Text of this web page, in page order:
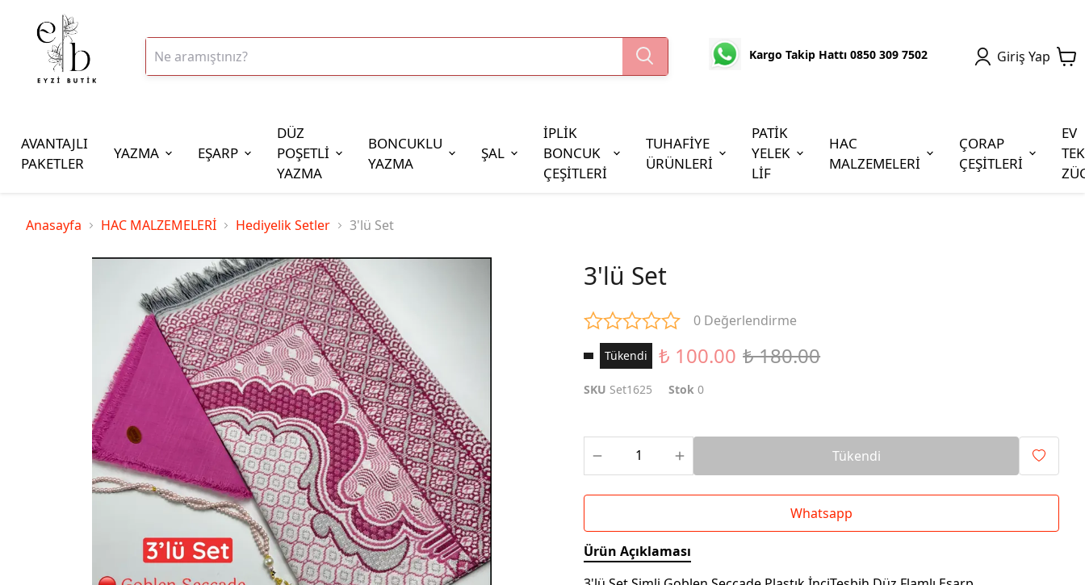
Kargo Takip Hattı 0850 309 7502 Giriş Yap
AVANTAJLI
PAKETLER
YAZMA EŞARP
DÜZ
POŞETLİ
YAZMA
BONCUKLU
YAZMA
ŞAL
İPLİK
BONCUK
ÇEŞİTLERİ
İplik Çeşitleri
100gr Altınbaşak Polyester İp
350gr Altınbaşak Polyester İp
Cezaevi Boncuğu
TUHAFİYE
ÜRÜNLERİ
PATİK
YELEK
LİF
HAC
MALZEMELERİ
ÇORAP
ÇEŞİTLERİ
EV
Anasayfa HAC MALZEMELERİ Hediyelik Setler 3'lü Set
3'lü Set
0 Değerlendirme
Tükendi ₺ 100.00 ₺ 180.00
SKU Set1625 Stok 0
Tükendi
Whatsapp
Ürün Açıklaması